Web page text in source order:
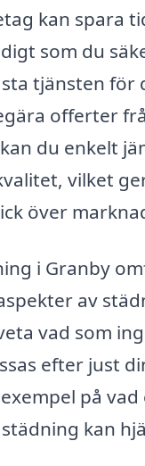
kan spara
som du
tjänsten för
offerter
du enkelt
vilket
över
i Granby
av
vad som
efter just
på vad
kan